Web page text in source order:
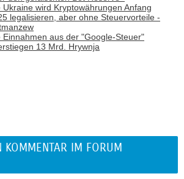
Ukraine wird Kryptowährungen Anfang
legalisieren, aber ohne Steuervorteile -
Einnahmen aus der "Google-Steuer"
13 Mrd. Hrywnja
KOMMENTAR IM FORUM